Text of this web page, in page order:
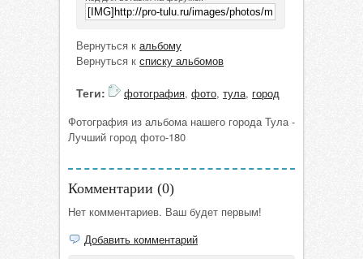
Вернуться к альбому
Вернуться к списку альбомов
Теги: фотография, фото, тула, город
Фотография из альбома нашего города Тула -
Лучший город фото-180
Комментарии (0)
Нет комментариев. Ваш будет первым!
Добавить комментарий